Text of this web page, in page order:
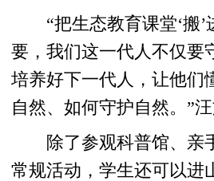
“把生态教育课堂‘搬’
要，我们这一代人不仅要
培养好下一代人，让他们
自然、如何守护自然。”汪
除了参观科普馆、亲
常规活动，学生还可以进